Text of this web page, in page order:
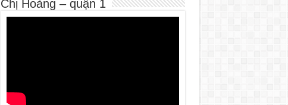
Chị Hoàng – quận 1